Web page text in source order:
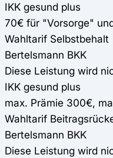
IKK gesund plus
70€ für "Vorsorge"
Wahltarif Selbstbehalt
Bertelsmann BKK
Diese Leistung wird
IKK gesund plus
max. Prämie 300€,
Wahltarif
Bertelsmann BKK
Diese Leistung wird